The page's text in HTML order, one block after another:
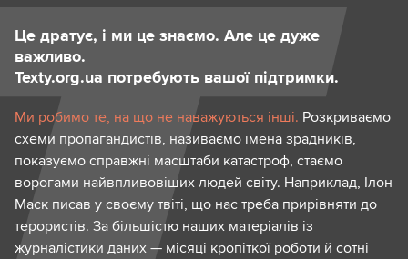
Це дратує, і ми це знаємо. Але це дуже
важливо.
Texty.org.ua потребують вашої підтримки.
Ми робимо те, на що не наважуються інші. Розкриваємо
схеми пропагандистів, називаємо імена зрадників,
показуємо справжні масштаби катастроф, стаємо
ворогами найвпливовіших людей світу. Наприклад, Ілон
Маск писав у своєму твіті, що нас треба прирівняти до
терористів. За більшістю наших матеріалів із
журналістики даних — місяці кропіткої роботи й сотні